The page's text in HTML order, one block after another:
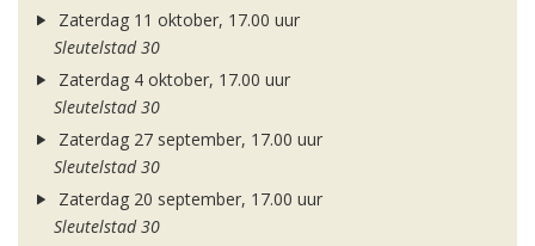
Zaterdag 11 oktober, 17.00 uur
Sleutelstad 30
Zaterdag 4 oktober, 17.00 uur
Sleutelstad 30
Zaterdag 27 september, 17.00 uur
Sleutelstad 30
Zaterdag 20 september, 17.00 uur
Sleutelstad 30